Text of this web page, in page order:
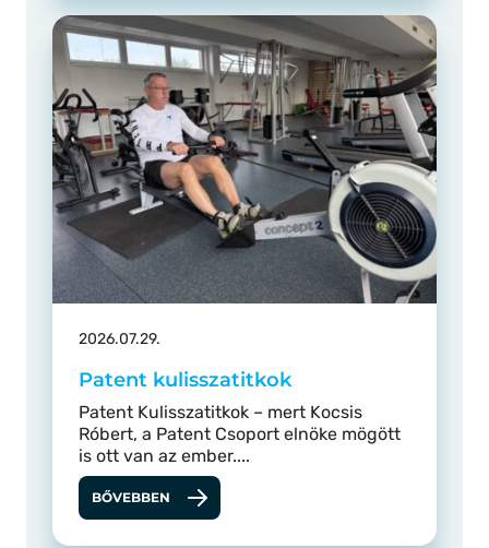
2026.07.29.
Patent kulisszatitkok
Patent Kulisszatitkok – mert Kocsis
Róbert, a Patent Csoport elnöke mögött
is ott van az ember....
BŐVEBBEN